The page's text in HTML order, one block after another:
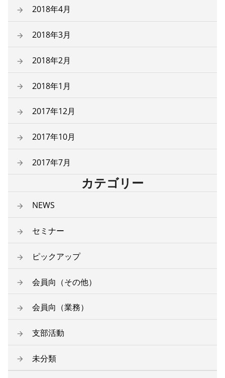
2018年4月
2018年3月
2018年2月
2018年1月
2017年12月
2017年10月
2017年7月
カテゴリー
NEWS
セミナー
ピックアップ
会員向（その他）
会員向（業務）
支部活動
未分類